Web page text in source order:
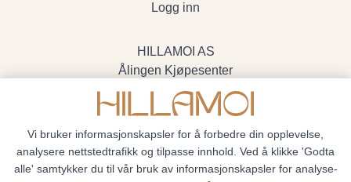
Logg inn
HILLAMOI AS
Ålingen Kjøpesenter
Myrenvegen 19, 3570 Ål
- Org.nr. 928705234
Vi bruker informasjonskapsler for å forbedre din opplevelse,
analysere nettstedtrafikk og tilpasse innhold. Ved å klikke 'Godta
alle' samtykker du til vår bruk av informasjonskapsler for analyse-